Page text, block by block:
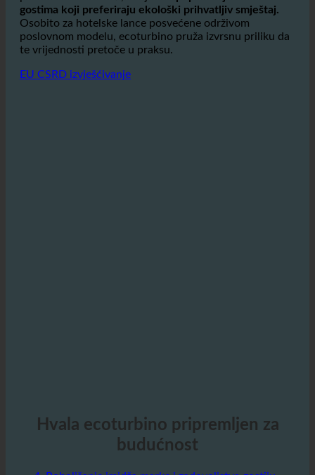
Hoteli koji koriste ecoturbino mogu pokazati svoju
predanost održivosti, što je sve popularniji među
gostima koji preferiraju ekološki prihvatljiv smještaj.
Osobito za hotelske lance posvećene održivom
poslovnom modelu, ecoturbino pruža izvrsnu priliku da
te vrijednosti pretoče u praksu.